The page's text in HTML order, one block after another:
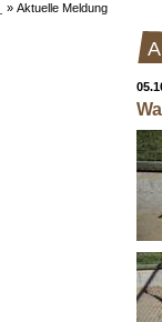
» Aktuelle Meldung